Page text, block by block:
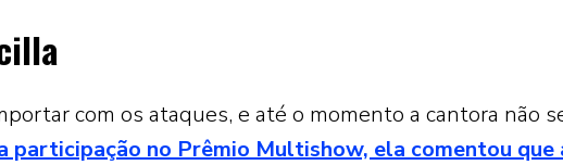
com os ataques, e até o momento a cantora não
participação no Prêmio Multishow, ela comentou que